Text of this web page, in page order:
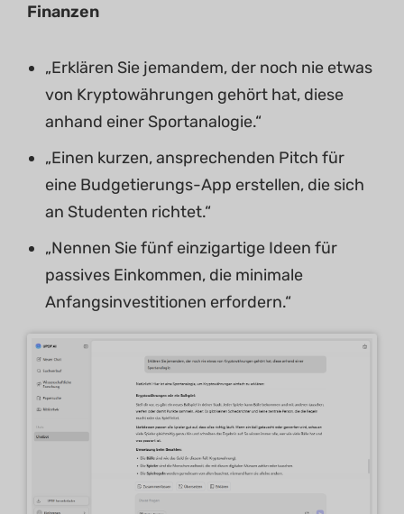
Finanzen
„Erklären Sie jemandem, der noch nie etwas
von Kryptowährungen gehört hat, diese
anhand einer Sportanalogie.“
„Einen kurzen, ansprechenden Pitch für
eine Budgetierungs-App erstellen, die sich
an Studenten richtet.“
„Nennen Sie fünf einzigartige Ideen für
passives Einkommen, die minimale
Anfangsinvestitionen erfordern.“